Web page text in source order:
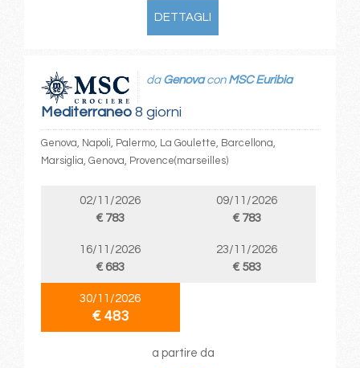
DETTAGLI
Mediterraneo8 giorni
da Genovacon MSC Euribia
Genova, Napoli, Palermo, La Goulette, Barcellona,
Marsiglia, Genova, Provence(marseilles)
02/11/2026
€ 783
09/11/2026
€ 783
16/11/2026
€ 683
23/11/2026
€ 583
30/11/2026
€ 483
a partire da